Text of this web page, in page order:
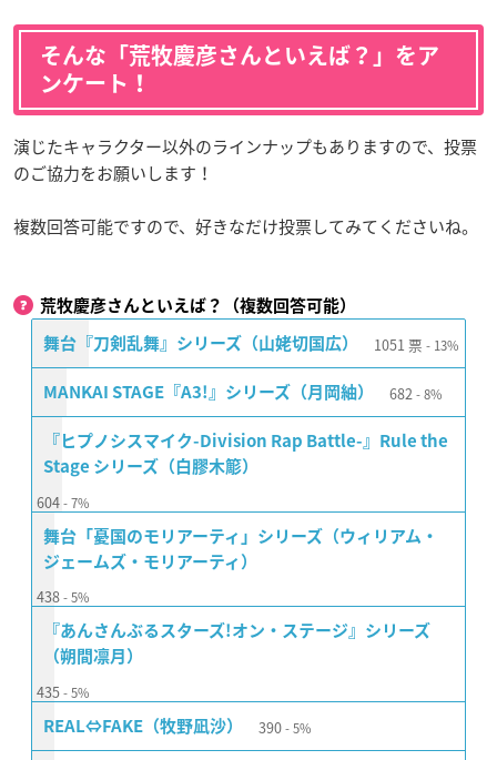
そんな「荒牧慶彦さんといえば？」をア
ンケート！
演じたキャラクター以外のラインナップもありますので、投票
のご協力をお願いします！
複数回答可能ですので、好きなだけ投票してみてくださいね。
荒牧慶彦さんといえば？（複数回答可能）
舞台『刀剣乱舞』シリーズ（山姥切国広） 1051 票 13%
MANKAI STAGE『A3!』シリーズ（月岡紬） 682 8%
『ヒプノシスマイク-Division Rap Battle-』Rule the
Stage シリーズ（白膠木簓）
604 7%
舞台「憂国のモリアーティ」シリーズ（ウィリアム・
ジェームズ・モリアーティ）
438 5%
『あんさんぶるスターズ!オン・ステージ』シリーズ
（朔間凛月）
435 5%
REAL⇔FAKE（牧野凪沙） 390 5%